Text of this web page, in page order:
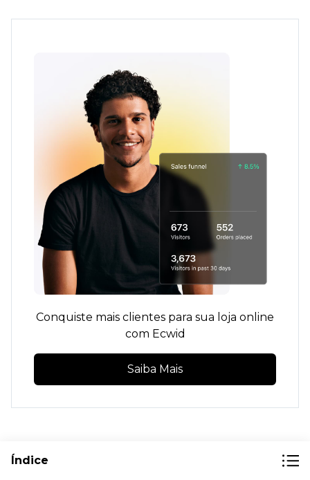
Conquiste mais clientes para sua loja online
com Ecwid
Saiba Mais
Índice